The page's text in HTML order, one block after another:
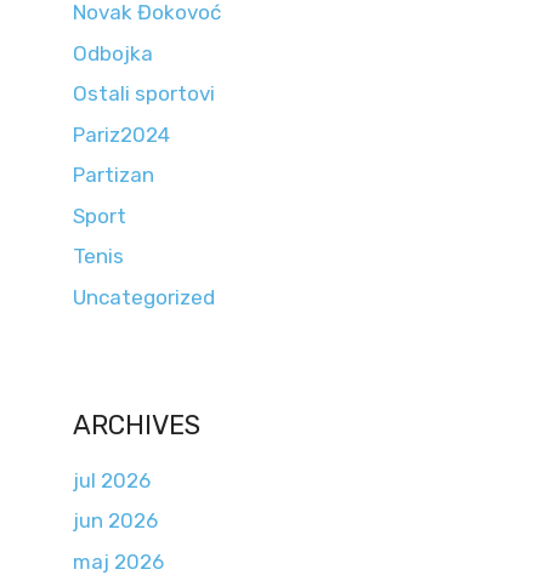
Novak Đokovoć
Odbojka
Ostali sportovi
Pariz2024
Partizan
Sport
Tenis
Uncategorized
ARCHIVES
jul 2026
jun 2026
maj 2026